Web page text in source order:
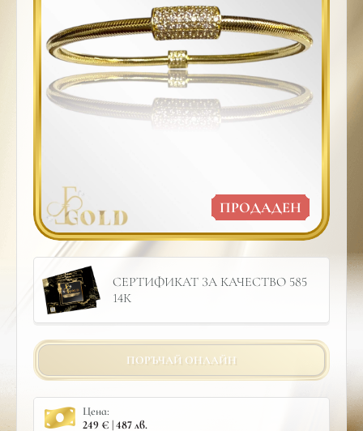
ПРОДАДЕН
СЕРТИФИКАТ ЗА КАЧЕСТВО 585
14К
ПОРЪЧАЙ ОНЛАЙН
Цена:
249 € | 487 лв.